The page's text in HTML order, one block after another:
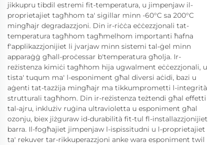
jikkupru tibdil estremi fit-temperatura, u jimpenjaw il-
proprietajiet tagħhom ta' sigillar minn -60°C sa 200°C
mingħajr degradazzjoni. Din ir-riċċa eċċezzjonali tat-
temperatura tagħhom tagħmelhom importanti ħafna
f'applikazzjonijiet li jvarjaw minn sistemi tal-ġel minn
apparaġġ għall-proċessar b'temperatura għolja. Ir-
reżistenza kimiċi tagħhom hija ugwalment eċċezzjonali, u
tista' tuqum ma' l-esponiment għal diversi aċidi, bazi u
aġenti tat-tazżija mingħajr ma tikkumprometti l-integrità
strutturali tagħhom. Din ir-reżistenza teżtendi għal effetti
tal-ajru, inklużiv ruġina ultravioletta u esponiment għal
ozonju, biex jiżguraw id-durabilità fit-tul fl-installazzjonijiet
barra. Il-fogħajiet jimpenjaw l-ispissitudni u l-proprietajiet
ta' rekuver tar-rikkuperazzjoni anke wara esponiment twil